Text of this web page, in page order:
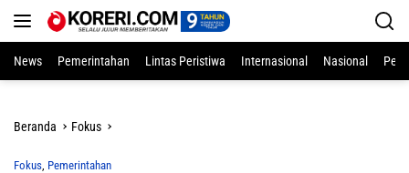
News
Pemerintahan Lintas Peristiwa Internasional Nasional
Beranda Fokus
Fokus, Pemerintahan